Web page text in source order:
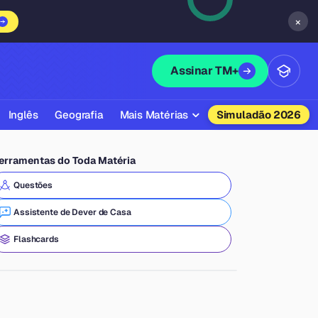
×
Assinar TM+
Inglês Geografia Mais Matérias
Química
Física
Filosofia
Simuladão 2026
do Toda Matéria
Questões
Assistente de Dever de Casa
Flashcards